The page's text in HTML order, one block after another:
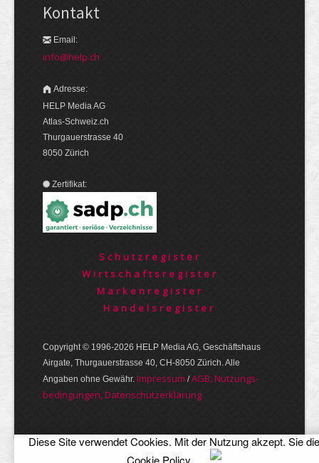
Kontakt
Email:
info@help.ch
Adresse:
HELP Media AG
Atlas-Schweiz.ch
Thurgauerstrasse 40
8050 Zürich
Zertifikat:
Schutzregister
Wirtschaftsregister
Markenregister
Handelsregister
Copyright © 1996-2026 HELP Media AG, Geschäftshaus
Airgate, Thurgauer­strasse 40, CH-8050 Zürich. Alle
Angaben ohne Gewähr. Im­pres­sum /AGB, Nut­zungs­
bedin­gungen, Daten­schutz­er­klärung
Diese Site verwendet Cookies. Mit der Nutzung akzept. Sie die
Cookie Policy.